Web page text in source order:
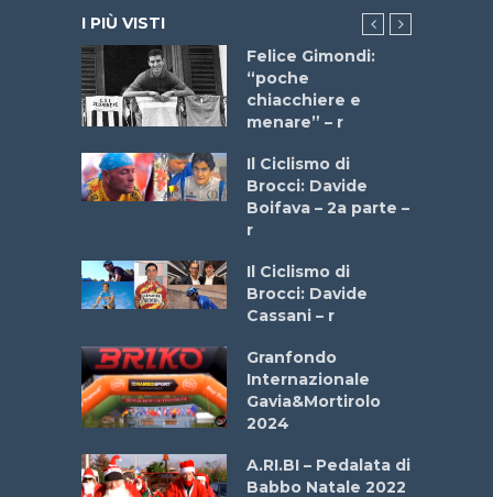
I PIÙ VISTI
Felice Gimondi:
“poche
chiacchiere e
menare” – r
Il Ciclismo di
Brocci: Davide
Boifava – 2a parte –
r
Il Ciclismo di
Brocci: Davide
Cassani – r
Granfondo
Internazionale
Gavia&Mortirolo
2024
A.RI.BI – Pedalata di
Babbo Natale 2022